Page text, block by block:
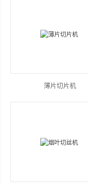
薄片切片机